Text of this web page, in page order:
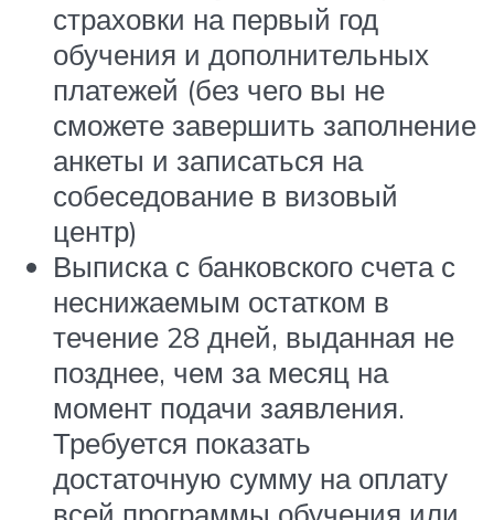
страховки на первый год
обучения и дополнительных
платежей (без чего вы не
сможете завершить заполнение
анкеты и записаться на
собеседование в визовый
центр)
Выписка с банковского счета с
неснижаемым остатком в
течение 28 дней, выданная не
позднее, чем за месяц на
момент подачи заявления.
Требуется показать
достаточную сумму на оплату